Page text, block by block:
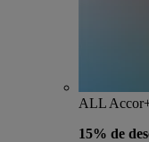
ALL
15% de